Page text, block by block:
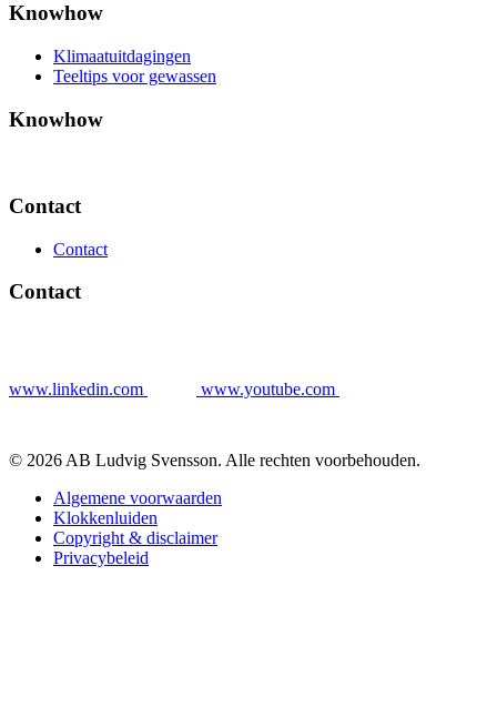
Knowhow
Klimaatuitdagingen
Teeltips voor gewassen
Knowhow
Contact
Contact
Contact
www.linkedin.com www.youtube.com
© 2026 AB Ludvig Svensson. Alle rechten voorbehouden.
Algemene voorwaarden
Klokkenluiden
Copyright & disclaimer
Privacybeleid